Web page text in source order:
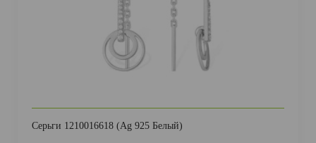
Серьги 1210016618 (Ag 925 Белый)